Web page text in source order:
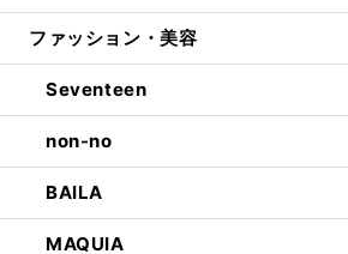
ファッション・美容
Seventeen
non-no
BAILA
MAQUIA